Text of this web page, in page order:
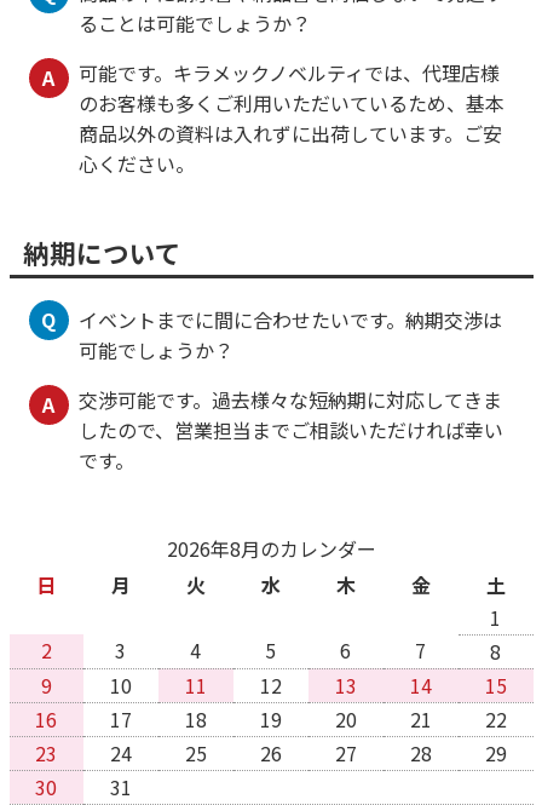
ることは可能でしょうか？
A
可能です。キラメックノベルティでは、代理店様
のお客様も多くご利用いただいているため、基本
商品以外の資料は入れずに出荷しています。ご安
心ください。
納期について
Q
イベントまでに間に合わせたいです。納期交渉は
可能でしょうか？
A
交渉可能です。過去様々な短納期に対応してきま
したので、営業担当までご相談いただければ幸い
です。
2026年8月のカレンダー
日
月 火 水 木 金
土
1
2
3 4 5 6 7
8
9
10 11 12 13 14
15
16
17 18 19 20 21
22
23
24 25 26 27 28
29
30
31